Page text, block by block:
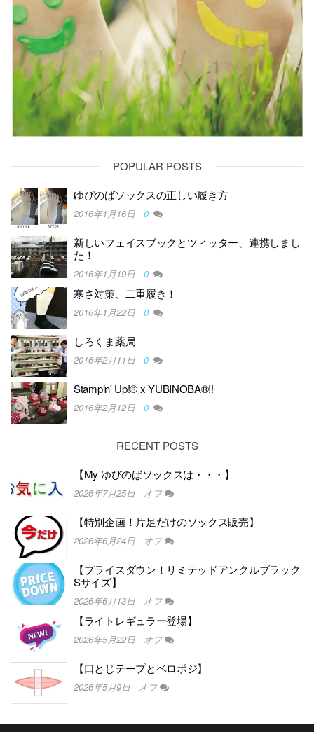
POPULAR POSTS
ゆびのばソックスの正しい履き方
2016年1月16日 0
新しいフェイスブックとツィッター、連携しまし
た！
2016年1月19日 0
寒さ対策、二重履き！
2016年1月22日 0
しろくま薬局
2016年2月11日 0
Stampin' Up!® x YUBINOBA®!!
2016年2月12日 0
RECENT POSTS
【My ゆびのばソックスは・・・】
2026年7月25日 オフ
【特別企画！片足だけのソックス販売】
2026年6月24日 オフ
【プライスダウン！リミテッドアンクルブラック
Sサイズ】
2026年6月13日 オフ
【ライトレギュラー登場】
2026年5月22日 オフ
【口とじテープとベロポジ】
2026年5月9日 オフ